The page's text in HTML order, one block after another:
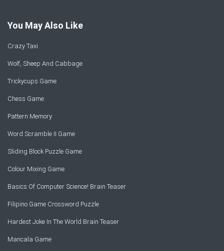
You May Also Like
Crazy Taxi
Wolf, Sheep And Cabbage
Trickycups Game
Chess Game
Pattern Memory
Word Scramble II Game
Sliding Block Puzzle Game
Colour Mixing Game
Basics Of Computer Science! Brain Teaser
Filipino Game Crossword Puzzle
Hardest Joke In The World Brain Teaser
Mancala Game